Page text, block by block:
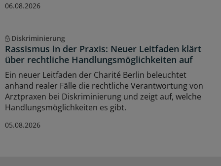
06.08.2026
Diskriminierung
Rassismus in der Praxis: Neuer Leitfaden klärt
über rechtliche Handlungsmöglichkeiten auf
Ein neuer Leitfaden der Charité Berlin beleuchtet
anhand realer Fälle die rechtliche Verantwortung von
Arztpraxen bei Diskriminierung und zeigt auf, welche
Handlungsmöglichkeiten es gibt.
05.08.2026